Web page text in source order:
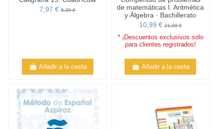
7,97 €8,39 €
Añadir a la cesta
de matemáticas I. Aritmética
y Álgebra · Bachillerato
10,99 €21,99 €
* ¡Descuentos exclusivos solo
para clientes registrados!
Añadir a la cesta